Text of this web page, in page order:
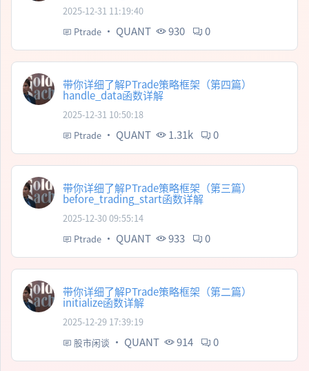
2025-12-31 11:19:40
Ptrade · QUANT 930 0
带你详细了解PTrade策略框架（第四篇）
handle_data函数详解
2025-12-31 10:50:18
Ptrade · QUANT 1.31k 0
带你详细了解PTrade策略框架（第三篇）
before_trading_start函数详解
2025-12-30 09:55:14
Ptrade · QUANT 933 0
带你详细了解PTrade策略框架（第二篇）
initialize函数详解
2025-12-29 17:39:19
股市闲谈 · QUANT 914 0